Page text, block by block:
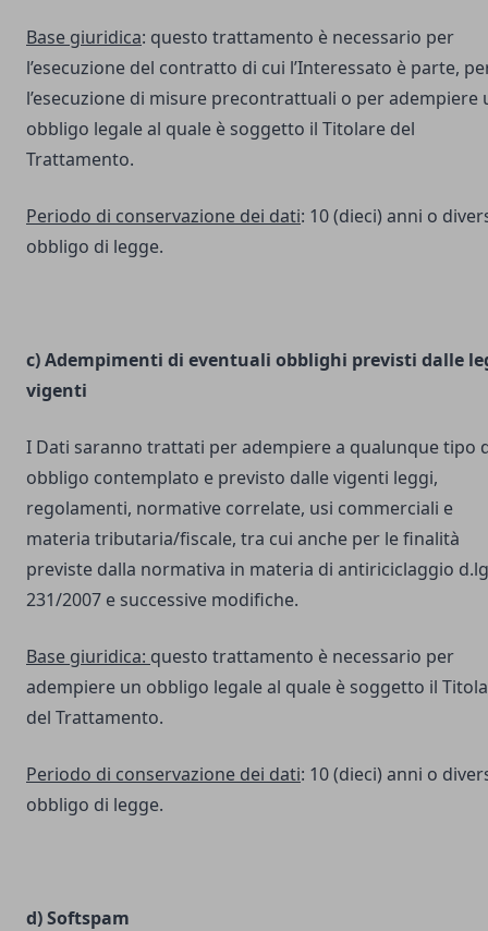
Base giuridica: questo trattamento è necessario per
l’esecuzione del contratto di cui l’Interessato è parte,
l’esecuzione di misure precontrattuali o per adempiere
obbligo legale al quale è soggetto il Titolare del
Trattamento.
Periodo di conservazione dei dati: 10 (dieci) anni o
obbligo di legge.
c) Adempimenti di eventuali obblighi previsti dalle
vigenti
I Dati saranno trattati per adempiere a qualunque tipo
obbligo contemplato e previsto dalle vigenti leggi,
regolamenti, normative correlate, usi commerciali e
materia tributaria/fiscale, tra cui anche per le finalità
previste dalla normativa in materia di antiriciclaggio
231/2007 e successive modifiche.
Base giuridica: questo trattamento è necessario per
adempiere un obbligo legale al quale è soggetto il
del Trattamento.
Periodo di conservazione dei dati: 10 (dieci) anni o
obbligo di legge.
d) Softspam